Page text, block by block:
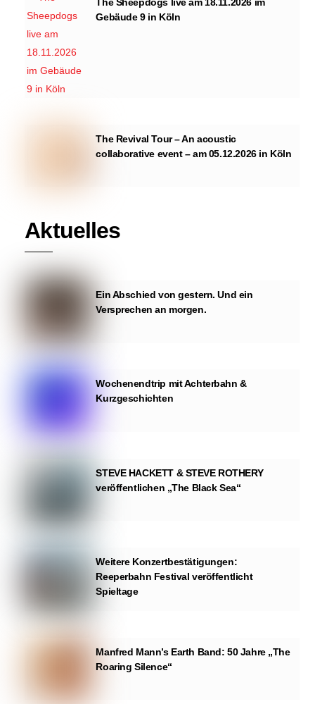
Gebäude 9 in Köln
The Revival Tour – An acoustic
collaborative event – am 05.12.2026 in Köln
Aktuelles
Ein Abschied von gestern. Und ein
Versprechen an morgen.
Wochenendtrip mit Achterbahn &
Kurzgeschichten
STEVE HACKETT & STEVE ROTHERY
veröffentlichen „The Black Sea“
Weitere Konzertbestätigungen:
Reeperbahn Festival veröffentlicht
Spieltage
Manfred Mann’s Earth Band: 50 Jahre „The
Roaring Silence“